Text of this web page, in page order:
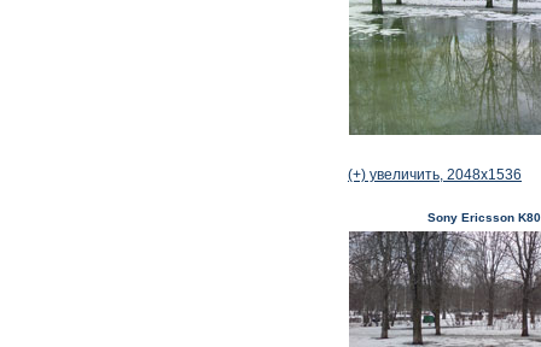
(+) увеличить, 2048x1536
Sony Ericsson